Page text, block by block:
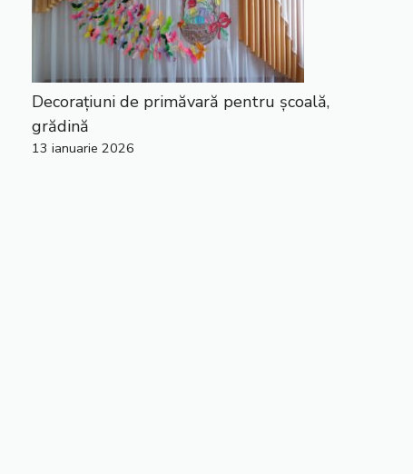
Decorațiuni de primăvară pentru școală,
grădină
13 ianuarie 2026